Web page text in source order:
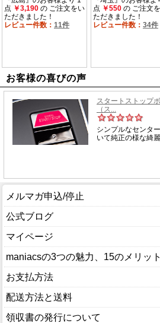
お客様の喜びの声
メルマガ申込/停止
公式ブログ
マイページ
maniacsの3つの魅力、15のメリット
お支払方法
配送方法と送料
領収書の発行について